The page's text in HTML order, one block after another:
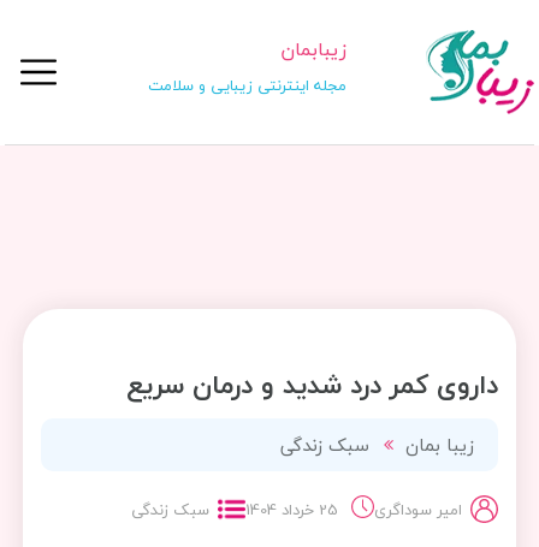
زیبابمان
مجله اینترنتی زیبایی و سلامت
داروی کمر درد شدید و درمان سریع
زیبا بمان سبک زندگی
امیر سوداگری 25 خرداد 1404 سبک زندگی